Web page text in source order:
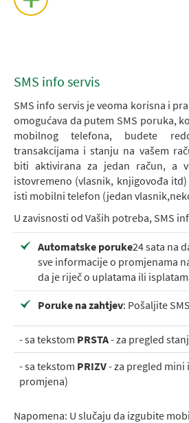
SMS info servis
SMS info servis je veoma korisna i
omogućava da putem SMS poruka,
mobilnog telefona, budete
transakcijama i stanju na vašem
biti aktivirana za jedan račun, a
istovremeno (vlasnik, knjigovođa
isti mobilni telefon (jedan
U zavisnosti od Vaših potreba, SMS
Automatske poruke24 sata na
sve informacije o promjenama
da je riječ o uplatama ili
Poruke na zahtjev: Pošaljite
- sa tekstom PRSTA- za pregled
- sa tekstom PRIZV- za pregled
promjena)
Napomena: U slučaju da izgubite